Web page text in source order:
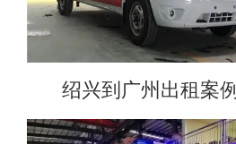
绍兴到广州出租案例